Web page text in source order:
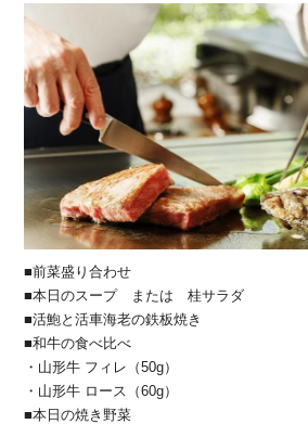
■前菜盛り合わせ
■本日のスープ または 桂サラダ
■活鮑と活車海老の鉄板焼き
■和牛の食べ比べ
・山形牛 フィレ（50g）
・山形牛 ロース（60g）
■本日の焼き野菜